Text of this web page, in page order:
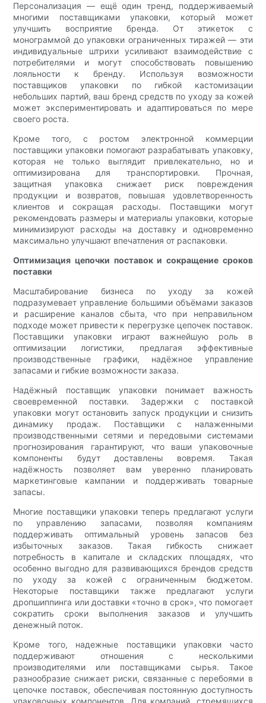
Персонализация — ещё один тренд, поддерживаемый
многими поставщиками упаковки, который может
улучшить восприятие бренда. От этикеток с
монограммой до упаковки ограниченных тиражей — эти
индивидуальные штрихи усиливают взаимодействие с
потребителями и могут способствовать повышению
лояльности к бренду. Используя возможности
поставщиков упаковки по гибкой кастомизации
небольших партий, ваш бренд средств по уходу за кожей
может экспериментировать и адаптироваться по мере
своего роста.
Кроме того, с ростом электронной коммерции
поставщики упаковки помогают разрабатывать упаковку,
которая не только выглядит привлекательно, но и
оптимизирована для транспортировки. Прочная,
защитная упаковка снижает риск повреждения
продукции и возвратов, повышая удовлетворенность
клиентов и сокращая расходы. Поставщики могут
рекомендовать размеры и материалы упаковки, которые
минимизируют расходы на доставку и одновременно
максимально улучшают впечатления от распаковки.
Оптимизация цепочки поставок и сокращение сроков
поставки
Масштабирование бизнеса по уходу за кожей
подразумевает управление большими объёмами заказов
и расширение каналов сбыта, что при неправильном
подходе может привести к перегрузке цепочек поставок.
Поставщики упаковки играют важнейшую роль в
оптимизации логистики, предлагая эффективные
производственные графики, надёжное управление
запасами и гибкие возможности заказа.
Надёжный поставщик упаковки понимает важность
своевременной поставки. Задержки с поставкой
упаковки могут остановить запуск продукции и снизить
динамику продаж. Поставщики с налаженными
производственными сетями и передовыми системами
прогнозирования гарантируют, что ваши упаковочные
компоненты будут доставлены вовремя. Такая
надёжность позволяет вам уверенно планировать
маркетинговые кампании и поддерживать товарные
запасы.
Многие поставщики упаковки теперь предлагают услуги
по управлению запасами, позволяя компаниям
поддерживать оптимальный уровень запасов без
избыточных заказов. Такая гибкость снижает
потребность в капитале и складских площадях, что
особенно выгодно для развивающихся брендов средств
по уходу за кожей с ограниченным бюджетом.
Некоторые поставщики также предлагают услуги
дропшиппинга или доставки «точно в срок», что помогает
сократить сроки выполнения заказов и улучшить
денежный поток.
Кроме того, надежные поставщики упаковки часто
поддерживают отношения с несколькими
производителями или поставщиками сырья. Такое
разнообразие снижает риски, связанные с перебоями в
цепочке поставок, обеспечивая постоянную доступность